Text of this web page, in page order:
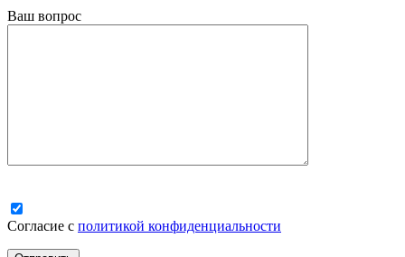
Ваш вопрос
Согласие с политикой конфиденциальности